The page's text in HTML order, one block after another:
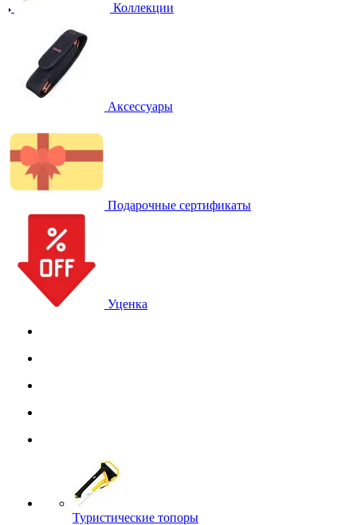
Коллекции
Аксессуары
Подарочные сертификаты
Уценка
Туристические топоры